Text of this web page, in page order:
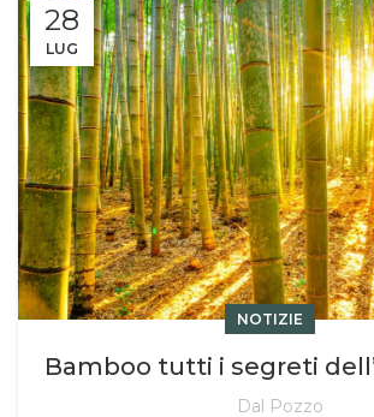
28
LUG
NOTIZIE
Bamboo tutti i segreti
Dal Pozzo